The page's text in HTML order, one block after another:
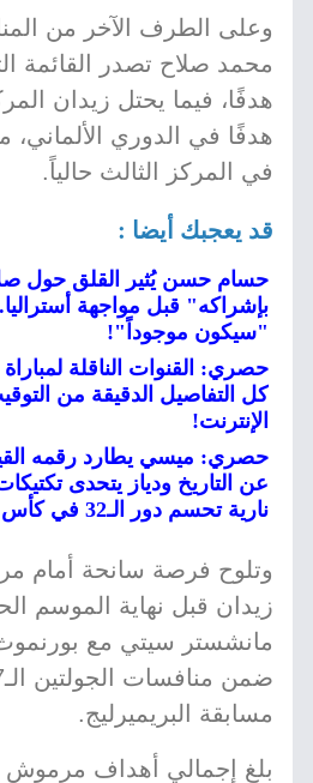
وعلى الطرف الآخر من
هدفًا في الدوري
في المركز الثالث حالياً.
قد يعجبك أيضا :
حسام حسن يُثير القلق حول
بإشراكه" قبل مواجهة
"سيكون موجوداً"!
حصري: القنوات الناقلة لمباراة
كل التفاصيل الدقيقة من
الإنترنت!
حصري: ميسي يطارد رقمه
نارية تحسم دور الـ32 في كأس العالم 2026
وتلوح فرصة سانحة أمام
زيدان قبل نهاية الموسم
مانشستر سيتي مع
مسابقة البريميرليج.
بلغ إجمالي أهداف مرموش